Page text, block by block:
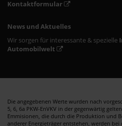
Kontaktformular
News und Aktuelles
Wir sorgen für interessante & spezielle
Automobilwelt
Die angegebenen Werte wurden nach
5, 6, 6a PKW-EnVKV in der gegenwärtig
Emmisionen, die durch die Produktion und
anderer Energieträger entstehen, werden